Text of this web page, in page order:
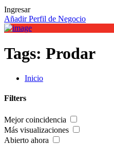
Ingresar
Añadir Perfil de Negocio
Tags: Prodar
Inicio
Filters
Mejor coincidencia
Más visualizaciones
Abierto ahora